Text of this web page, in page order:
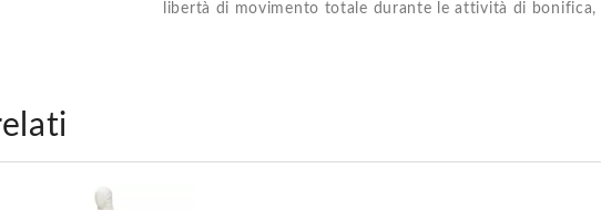
libertà di movimento totale durante le attività di